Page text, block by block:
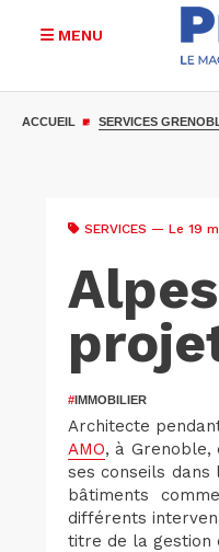
MENU
ACCUEIL SERVICES
SERVICES — Le 19
#IMMOBILIER
Architecte
AMO, à Grenoble,
ses conseils
bâtiments
différents
titre de la gestion